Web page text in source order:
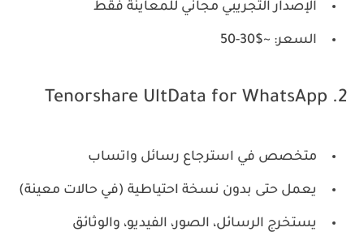
الإصدار التجريبي مجاني للمعاينة فقط
السعر: ~$30-50
متخصص في استرجاع رسائل واتساب
يعمل حتى بدون نسخة احتياطية (في حالات معينة)
يستخرج الرسائل، الصور، الفيديو، والوثائق